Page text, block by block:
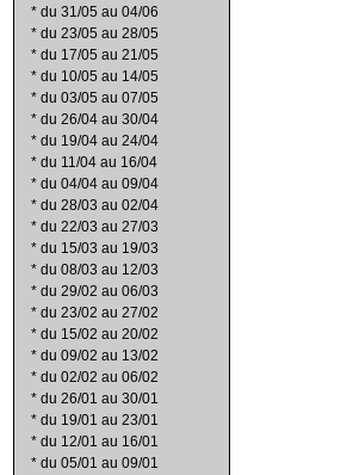
* du 31/05 au 04/06
* du 23/05 au 28/05
* du 17/05 au 21/05
* du 10/05 au 14/05
* du 03/05 au 07/05
* du 26/04 au 30/04
* du 19/04 au 24/04
* du 11/04 au 16/04
* du 04/04 au 09/04
* du 28/03 au 02/04
* du 22/03 au 27/03
* du 15/03 au 19/03
* du 08/03 au 12/03
* du 29/02 au 06/03
* du 23/02 au 27/02
* du 15/02 au 20/02
* du 09/02 au 13/02
* du 02/02 au 06/02
* du 26/01 au 30/01
* du 19/01 au 23/01
* du 12/01 au 16/01
* du 05/01 au 09/01